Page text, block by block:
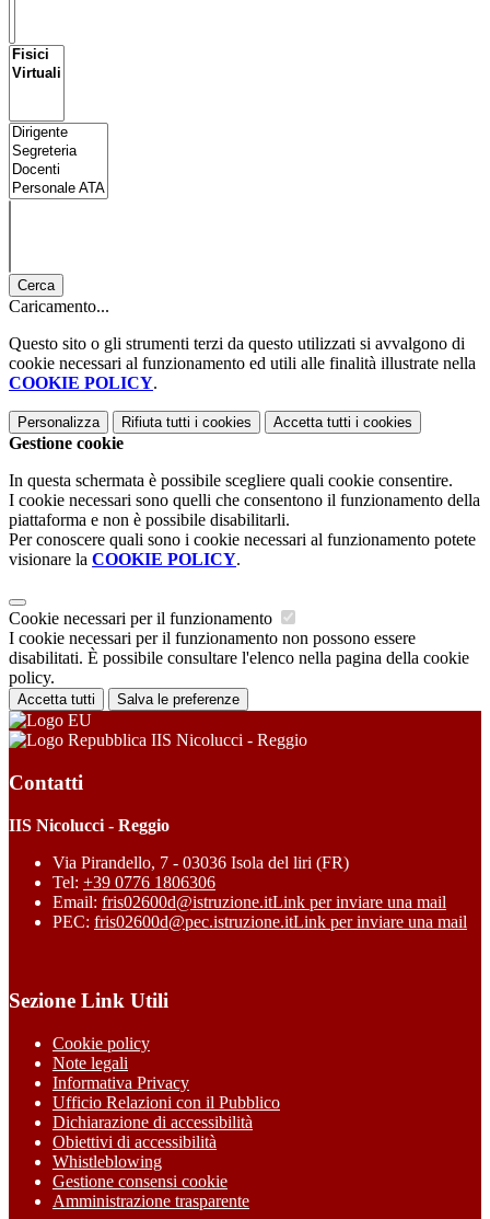
Cerca
Caricamento...
Questo sito o gli strumenti terzi da questo utilizzati si avvalgono di
cookie necessari al funzionamento ed utili alle finalità illustrate nella
COOKIE POLICY.
Personalizza Rifiuta tutti i cookies Accetta tutti i cookies
Gestione cookie
In questa schermata è possibile scegliere quali cookie consentire.
I cookie necessari sono quelli che consentono il funzionamento della
piattaforma e non è possibile disabilitarli.
Per conoscere quali sono i cookie necessari al funzionamento potete
visionare la COOKIE POLICY.
Cookie necessari per il funzionamento
I cookie necessari per il funzionamento non possono essere
disabilitati. È possibile consultare l'elenco nella pagina della cookie
policy.
Accetta tutti Salva le preferenze
IIS Nicolucci - Reggio
Contatti
IIS Nicolucci - Reggio
Via Pirandello, 7 - 03036 Isola del liri (FR)
Tel: +39 0776 1806306
Email: fris02600d@istruzione.itLink per inviare una mail
PEC: fris02600d@pec.istruzione.itLink per inviare una mail
Sezione Link Utili
Cookie policy
Note legali
Informativa Privacy
Ufficio Relazioni con il Pubblico
Dichiarazione di accessibilità
Obiettivi di accessibilità
Whistleblowing
Gestione consensi cookie
Amministrazione trasparente